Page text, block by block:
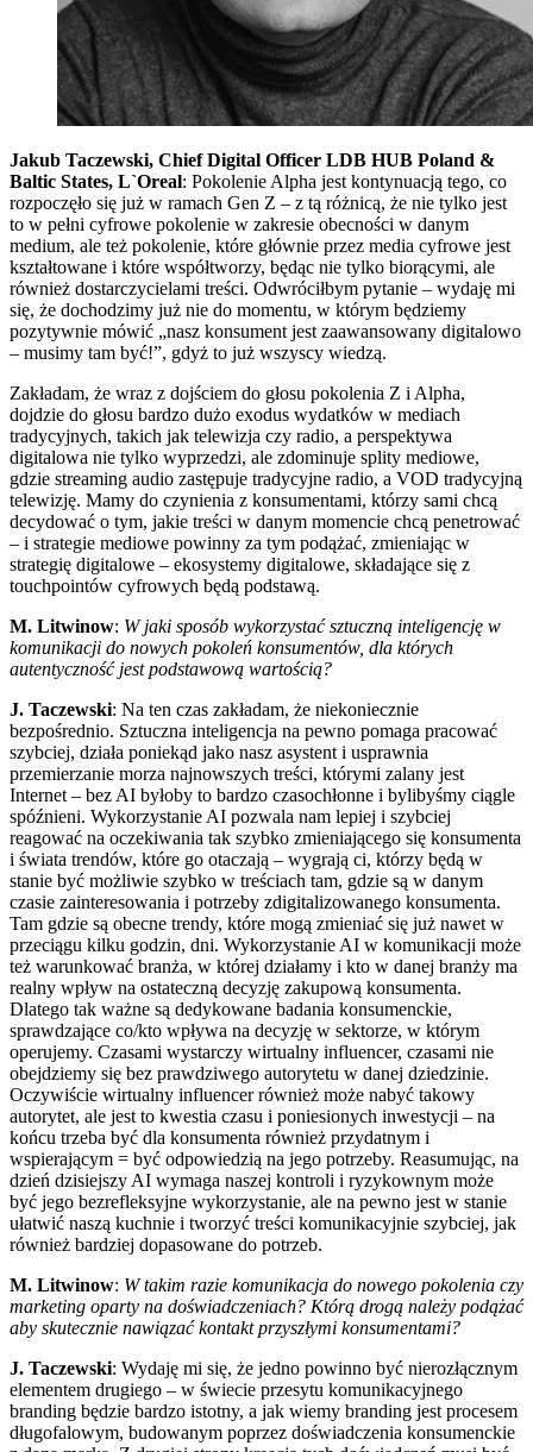
Jakub Taczewski, Chief Digital Officer LDB HUB Poland &
Baltic States, L`Oreal: Pokolenie Alpha jest kontynuacją tego, co
rozpoczęło się już w ramach Gen Z – z tą różnicą, że nie tylko jest
to w pełni cyfrowe pokolenie w zakresie obecności w danym
medium, ale też pokolenie, które głównie przez media cyfrowe jest
kształtowane i które współtworzy, będąc nie tylko biorącymi, ale
również dostarczycielami treści. Odwróciłbym pytanie – wydaję mi
się, że dochodzimy już nie do momentu, w którym będziemy
pozytywnie mówić „nasz konsument jest zaawansowany digitalowo
– musimy tam być!”, gdyż to już wszyscy wiedzą.
Zakładam, że wraz z dojściem do głosu pokolenia Z i Alpha,
dojdzie do głosu bardzo dużo exodus wydatków w mediach
tradycyjnych, takich jak telewizja czy radio, a perspektywa
digitalowa nie tylko wyprzedzi, ale zdominuje splity mediowe,
gdzie streaming audio zastępuje tradycyjne radio, a VOD tradycyjną
telewizję. Mamy do czynienia z konsumentami, którzy sami chcą
decydować o tym, jakie treści w danym momencie chcą penetrować
– i strategie mediowe powinny za tym podążać, zmieniając w
strategię digitalowe – ekosystemy digitalowe, składające się z
touchpointów cyfrowych będą podstawą.
M. Litwinow: W jaki sposób wykorzystać sztuczną inteligencję w
komunikacji do nowych pokoleń konsumentów, dla których
autentyczność jest podstawową wartością?
J. Taczewski: Na ten czas zakładam, że niekoniecznie
bezpośrednio. Sztuczna inteligencja na pewno pomaga pracować
szybciej, działa poniekąd jako nasz asystent i usprawnia
przemierzanie morza najnowszych treści, którymi zalany jest
Internet – bez AI byłoby to bardzo czasochłonne i bylibyśmy ciągle
spóźnieni. Wykorzystanie AI pozwala nam lepiej i szybciej
reagować na oczekiwania tak szybko zmieniającego się konsumenta
i świata trendów, które go otaczają – wygrają ci, którzy będą w
stanie być możliwie szybko w treściach tam, gdzie są w danym
czasie zainteresowania i potrzeby zdigitalizowanego konsumenta.
Tam gdzie są obecne trendy, które mogą zmieniać się już nawet w
przeciągu kilku godzin, dni. Wykorzystanie AI w komunikacji może
też warunkować branża, w której działamy i kto w danej branży ma
realny wpływ na ostateczną decyzję zakupową konsumenta.
Dlatego tak ważne są dedykowane badania konsumenckie,
sprawdzające co/kto wpływa na decyzję w sektorze, w którym
operujemy. Czasami wystarczy wirtualny influencer, czasami nie
obejdziemy się bez prawdziwego autorytetu w danej dziedzinie.
Oczywiście wirtualny influencer również może nabyć takowy
autorytet, ale jest to kwestia czasu i poniesionych inwestycji – na
końcu trzeba być dla konsumenta również przydatnym i
wspierającym = być odpowiedzią na jego potrzeby. Reasumując, na
dzień dzisiejszy AI wymaga naszej kontroli i ryzykownym może
być jego bezrefleksyjne wykorzystanie, ale na pewno jest w stanie
ułatwić naszą kuchnie i tworzyć treści komunikacyjnie szybciej, jak
również bardziej dopasowane do potrzeb.
M. Litwinow: W takim razie komunikacja do nowego pokolenia czy
marketing oparty na doświadczeniach? Którą drogą należy podążać
aby skutecznie nawiązać kontakt przyszłymi konsumentami?
J. Taczewski: Wydaję mi się, że jedno powinno być nierozłącznym
elementem drugiego – w świecie przesytu komunikacyjnego
branding będzie bardzo istotny, a jak wiemy branding jest procesem
długofalowym, budowanym poprzez doświadczenia konsumenckie